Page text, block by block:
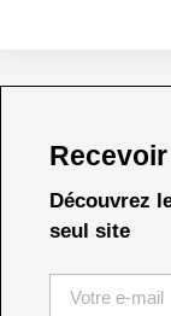
Découvrez
seul site